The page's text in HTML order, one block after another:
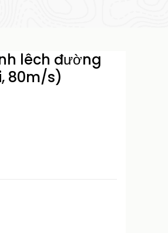
lêch đường
80m/s)